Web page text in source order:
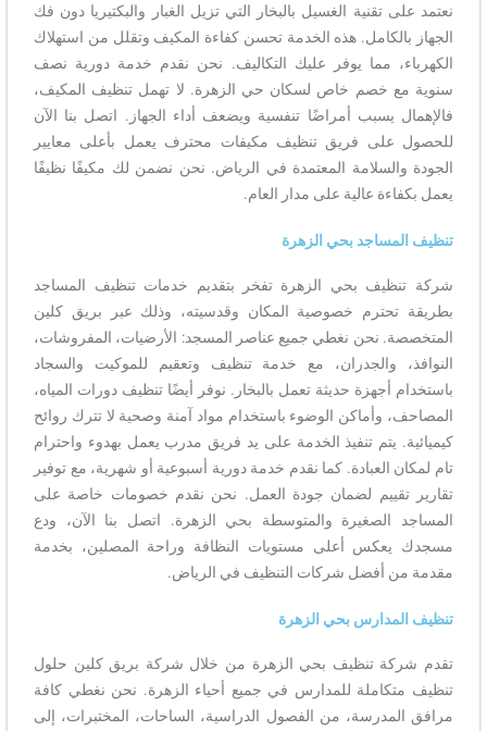
نعتمد على تقنية الغسيل بالبخار التي تزيل الغبار والبكتيريا دون فك
الجهاز بالكامل. هذه الخدمة تحسن كفاءة المكيف وتقلل من استهلاك
الكهرباء، مما يوفر عليك التكاليف. نحن نقدم خدمة دورية نصف
سنوية مع خصم خاص لسكان حي الزهرة. لا تهمل تنظيف المكيف،
فالإهمال يسبب أمراضًا تنفسية ويضعف أداء الجهاز. اتصل بنا الآن
للحصول على فريق تنظيف مكيفات محترف يعمل بأعلى معايير
الجودة والسلامة المعتمدة في الرياض. نحن نضمن لك مكيفًا نظيفًا
يعمل بكفاءة عالية على مدار العام.
تنظيف المساجد بحي الزهرة
شركة تنظيف بحي الزهرة تفخر بتقديم خدمات تنظيف المساجد
بطريقة تحترم خصوصية المكان وقدسيته، وذلك عبر بريق كلين
المتخصصة. نحن نغطي جميع عناصر المسجد: الأرضيات، المفروشات،
النوافذ، والجدران، مع خدمة تنظيف وتعقيم للموكيت والسجاد
باستخدام أجهزة حديثة تعمل بالبخار. نوفر أيضًا تنظيف دورات المياه،
المصاحف، وأماكن الوضوء باستخدام مواد آمنة وصحية لا تترك روائح
كيميائية. يتم تنفيذ الخدمة على يد فريق مدرب يعمل بهدوء واحترام
تام لمكان العبادة. كما نقدم خدمة دورية أسبوعية أو شهرية، مع توفير
تقارير تقييم لضمان جودة العمل. نحن نقدم خصومات خاصة على
المساجد الصغيرة والمتوسطة بحي الزهرة. اتصل بنا الآن، ودع
مسجدك يعكس أعلى مستويات النظافة وراحة المصلين، بخدمة
مقدمة من أفضل شركات التنظيف في الرياض.
تنظيف المدارس بحي الزهرة
تقدم شركة تنظيف بحي الزهرة من خلال شركة بريق كلين حلول
تنظيف متكاملة للمدارس في جميع أحياء الزهرة. نحن نغطي كافة
مرافق المدرسة، من الفصول الدراسية، الساحات، المختبرات، إلى